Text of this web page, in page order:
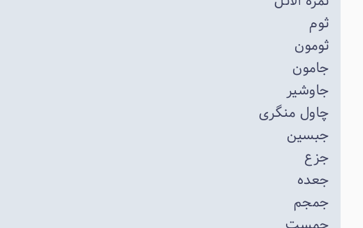
ثوم
ثومون
جامون
جاوشیر
چاول منگری
جبسین
جزع
جعده
جمجم